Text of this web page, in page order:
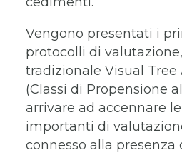
Vengono presentati i
protocolli di
tradizionale Visual Tree
(Classi di Propensione
arrivare ad accennare
importanti di
connesso alla presenza